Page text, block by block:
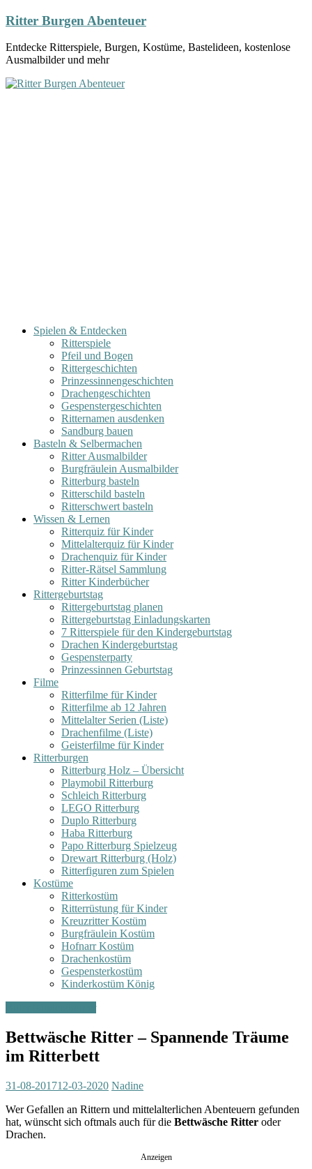
Ritter Burgen Abenteuer
Entdecke Ritterspiele, Burgen, Kostüme, Bastelideen, kostenlose
Ausmalbilder und mehr
Spielen & Entdecken
Ritterspiele
Pfeil und Bogen
Rittergeschichten
Prinzessinnengeschichten
Drachengeschichten
Gespenstergeschichten
Ritternamen ausdenken
Sandburg bauen
Basteln & Selbermachen
Ritter Ausmalbilder
Burgfräulein Ausmalbilder
Ritterburg basteln
Ritterschild basteln
Ritterschwert basteln
Wissen & Lernen
Ritterquiz für Kinder
Mittelalterquiz für Kinder
Drachenquiz für Kinder
Ritter-Rätsel Sammlung
Ritter Kinderbücher
Rittergeburtstag
Rittergeburtstag planen
Rittergeburtstag Einladungskarten
7 Ritterspiele für den Kindergeburtstag
Drachen Kindergeburtstag
Gespensterparty
Prinzessinnen Geburtstag
Filme
Ritterfilme für Kinder
Ritterfilme ab 12 Jahren
Mittelalter Serien (Liste)
Drachenfilme (Liste)
Geisterfilme für Kinder
Ritterburgen
Ritterburg Holz – Übersicht
Playmobil Ritterburg
Schleich Ritterburg
LEGO Ritterburg
Duplo Ritterburg
Haba Ritterburg
Papo Ritterburg Spielzeug
Drewart Ritterburg (Holz)
Ritterfiguren zum Spielen
Kostüme
Ritterkostüm
Ritterrüstung für Kinder
Kreuzritter Kostüm
Burgfräulein Kostüm
Hofnarr Kostüm
Drachenkostüm
Gespensterkostüm
Kinderkostüm König
Bettwäsche Ritter – Spannende Träume
im Ritterbett
31-08-201712-03-2020 Nadine
Wer Gefallen an Rittern und mittelalterlichen Abenteuern gefunden
hat, wünscht sich oftmals auch für die Bettwäsche Ritter oder
Drachen.
Anzeigen